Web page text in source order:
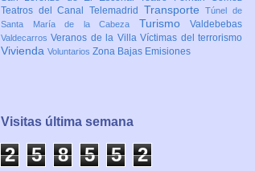
Teatros del Canal Telemadrid TransporteTúnel de
Santa María de la Cabeza Turismo Valdebebas
ValdecarrosVeranos de la VillaVíctimas del terrorismo
Vivienda Voluntarios Zona Bajas Emisiones
Visitas última semana
2 5 8 5 5 2